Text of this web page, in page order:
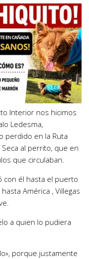
Interior nos hicimos
Ledesma,
perdido en la Ruta
al perrito, que en
que circulaban.
con él hasta el puerto
América , Villegas
a quien lo pudiera
porque justamente